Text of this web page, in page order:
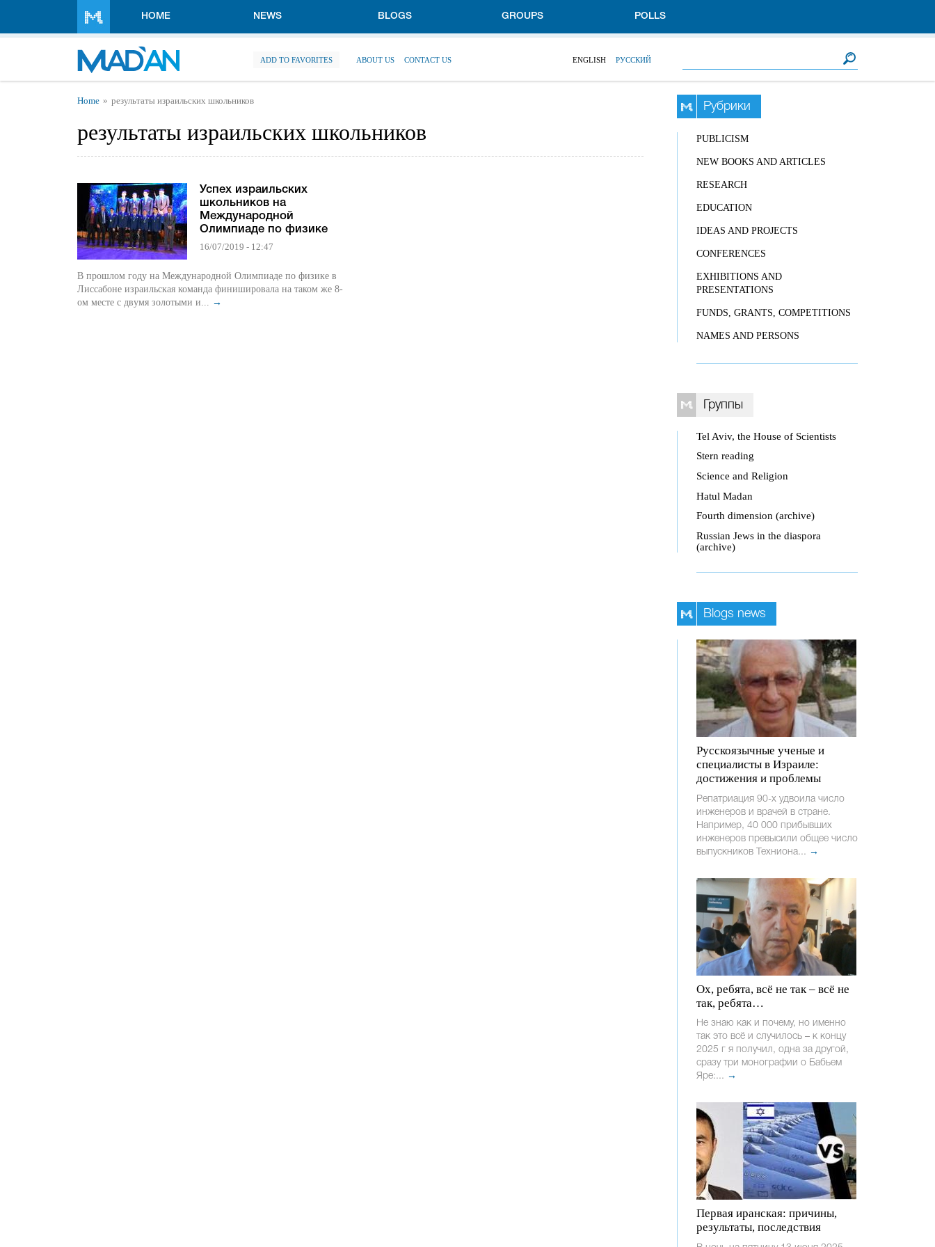
HOME NEWS BLOGS GROUPS POLLS
ADD TO FAVORITES ABOUT US CONTACT US ENGLISH РУССКИЙ
You are here
Home результаты израильских школьников
результаты израильских школьников
Успех израильских
школьников на
Международной
Олимпиаде по физике
16/07/2019 - 12:47
В прошлом году на Международной Олимпиаде по физике в
Лиссабоне израильская команда финишировала на таком же 8-
ом месте с двумя золотыми и... →
Рубрики
PUBLICISM
NEW BOOKS AND ARTICLES
RESEARCH
EDUCATION
IDEAS AND PROJECTS
CONFERENCES
EXHIBITIONS AND
PRESENTATIONS
FUNDS, GRANTS, COMPETITIONS
NAMES AND PERSONS
Группы
Tel Aviv, the House of Scientists
Stern reading
Science and Religion
Hatul Madan
Fourth dimension (archive)
Russian Jews in the diaspora
(archive)
Blogs news
Русскоязычные ученые и
специалисты в Израиле:
достижения и проблемы
Репатриация 90-х удвоила число
инженеров и врачей в стране.
Например, 40 000 прибывших
инженеров превысили общее число
выпускников Техниона... →
Ох, ребята, всё не так – всё не
так, ребята…
Не знаю как и почему, но именно
так это всё и случилось – к концу
2025 г я получил, одна за другой,
сразу три монографии о Бабьем
Яре:... →
Первая иранская: причины,
результаты, последствия